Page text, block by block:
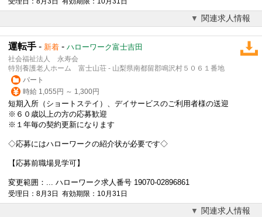
関連求人情報
運転手 - 新着 - ハローワーク富士吉田
社会福祉法人 永寿会
特別養護老人ホーム 富士山荘 - 山梨県南都留郡鳴沢村５０６１番地
パート
時給 1,055円 ～ 1,300円
短期入所（ショートステイ）、デイサービスのご利用者様の送迎
※６０歳以上の方の応募歓迎
※１年毎の契約更新になります
◇応募にはハローワークの紹介状が必要です◇
【応募前職場見学可】
変更範囲：... ハローワーク求人番号 19070-02896861
受理日：8月3日 有効期限：10月31日
関連求人情報